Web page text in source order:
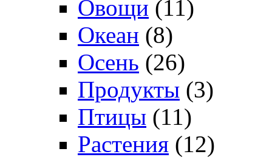
Овощи (11)
Океан (8)
Осень (26)
Продукты (3)
Птицы (11)
Растения (12)